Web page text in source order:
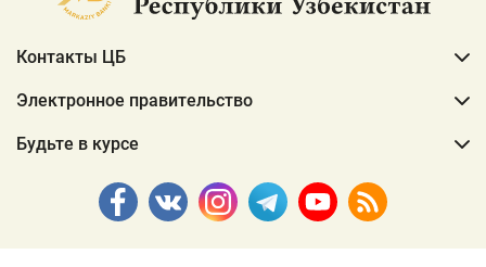
Контакты ЦБ
Электронное правительство
Будьте в курсе